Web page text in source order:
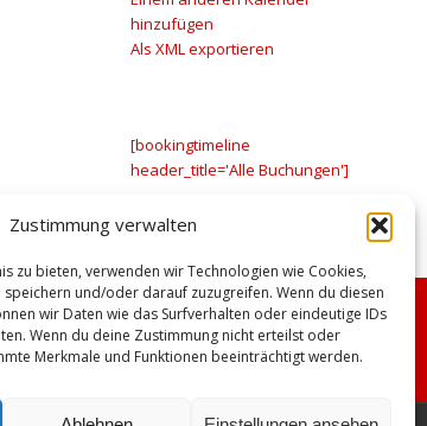
Zustimmung verwalten
zu bieten, verwenden wir Technologien wie Cookies,
und/oder darauf zuzugreifen. Wenn du diesen
wir Daten wie das Surfverhalten oder eindeutige IDs
Wenn du deine Zustimmung nicht erteilst oder
Merkmale und Funktionen beeinträchtigt werden.
hinzufügen
Als XML exportieren
[bookingtimeline
header_title='Alle Buchungen']